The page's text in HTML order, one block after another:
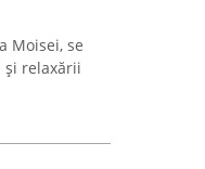
Moisei, se
și relaxării